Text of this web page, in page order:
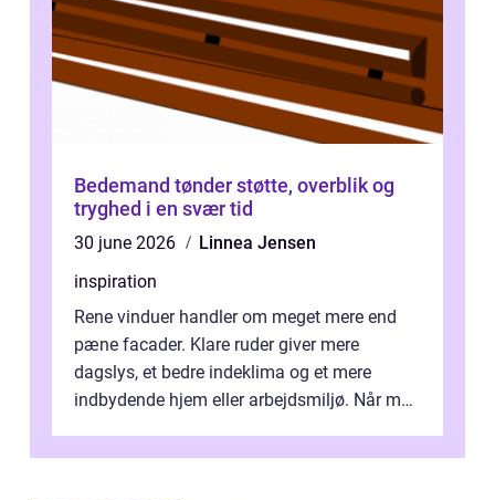
Bedemand tønder støtte, overblik og
tryghed i en svær tid
30 june 2026
Linnea Jensen
inspiration
Rene vinduer handler om meget mere end
pæne facader. Klare ruder giver mere
dagslys, et bedre indeklima og et mere
indbydende hjem eller arbejdsmiljø. Når man